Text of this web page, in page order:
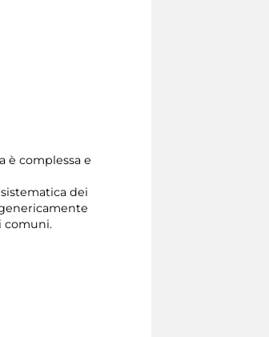
è complessa e
dei
comuni.